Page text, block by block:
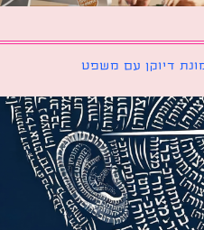
עם משפט